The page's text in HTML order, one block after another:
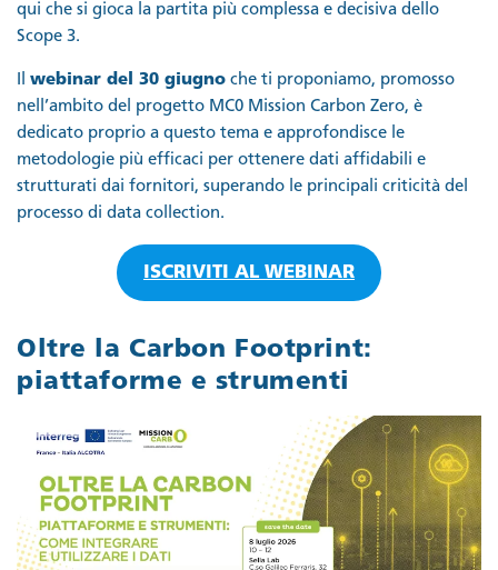
qui che si gioca la partita più complessa e decisiva dello
Scope 3.
webinar del 30 giugno che ti proponiamo, promosso
nell’ambito del progetto MC0 Mission Carbon Zero, è
dedicato proprio a questo tema e approfondisce le
metodologie più efficaci per ottenere dati affidabili e
strutturati dai fornitori, superando le principali criticità del
processo di data collection.
ISCRIVITI AL WEBINAR
Oltre la Carbon Footprint:
piattaforme e strumenti